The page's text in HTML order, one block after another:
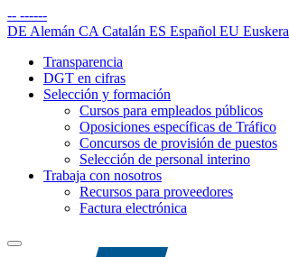
-- ------
DE Alemán CA Catalán ES Español EU Euskera
Transparencia
DGT en cifras
Selección y formación
Cursos para empleados públicos
Oposiciones específicas de Tráfico
Concursos de provisión de puestos
Selección de personal interino
Trabaja con nosotros
Recursos para proveedores
Factura electrónica